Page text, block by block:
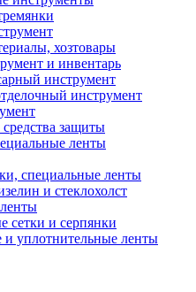
хозтовары
и инвентарь
инструмент
инструмент
защиты
ленты
специальные ленты
и стеклохолст
сетки и серпянки
и уплотнительные ленты